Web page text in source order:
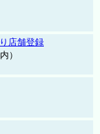
店舗登録
）